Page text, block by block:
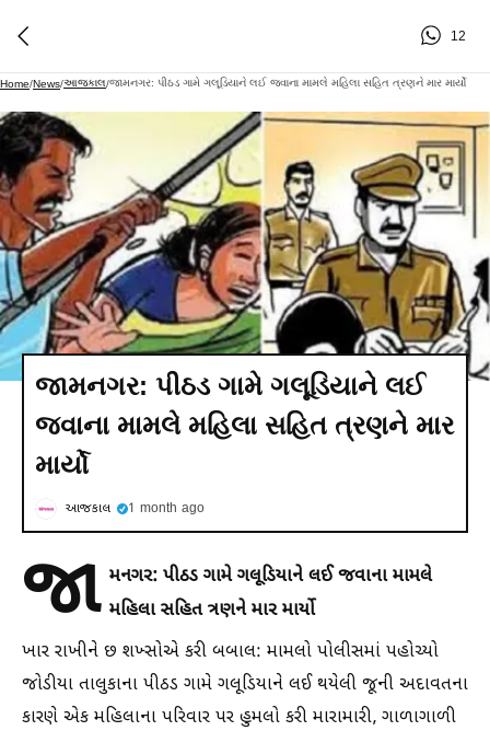
12
Home/News/આજકાલ/જામનગર: પીઠડ ગામે ગલૂડિયાને લઈ જવાના મામલે મહિલા સહિત ત્રણને માર માર્યો
જામનગર: પીઠડ ગામે ગલૂડિયાને લઈ
જવાના મામલે મહિલા સહિત ત્રણને માર
માર્યો
આજકાલ 1 month ago
જા મનગર: પીઠડ ગામે ગલૂડિયાને લઈ જવાના મામલે
મહિલા સહિત ત્રણને માર માર્યો
ખાર રાખીને છ શખ્સોએ કરી બબાલ: મામલો પોલીસમાં પહોચ્યો
જોડીયા તાલુકાના પીઠડ ગામે ગલૂડિયાને લઈ થયેલી જૂની અદાવતના
કારણે એક મહિલાના પરિવાર પર હુમલો કરી મારામારી, ગાળાગાળી